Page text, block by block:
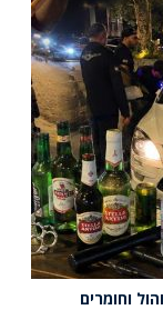
וחומרים